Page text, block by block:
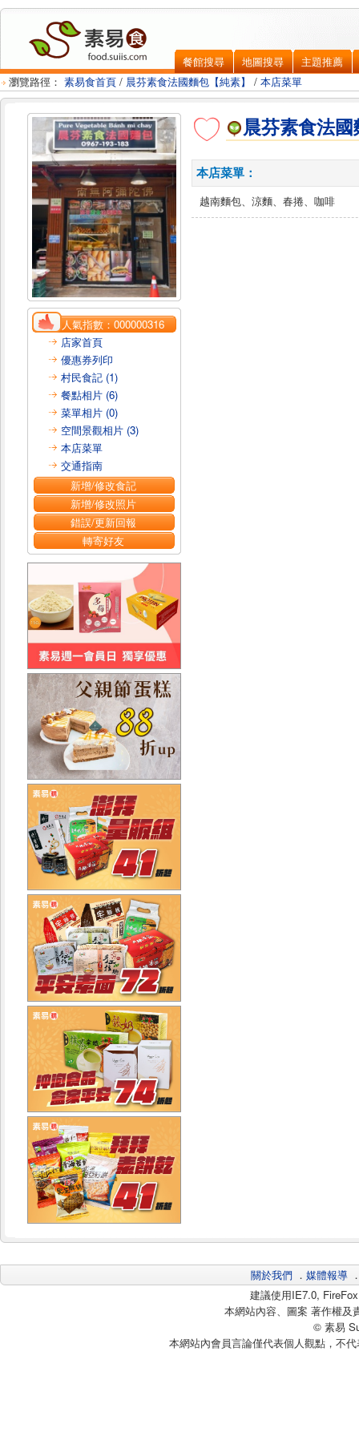
餐館搜尋 地圖搜尋
主題推薦
瀏覽路徑： 素易食首頁 / 晨芬素食法國麵包【純素】 / 本店菜單
人氣指數：000000316
店家首頁
優惠券列印
村民食記 (1)
餐點相片 (6)
菜單相片 (0)
空間景觀相片 (3)
本店菜單
交通指南
新增/修改食記
新增/修改照片
錯誤/更新回報
轉寄好友
晨芬素食法
本店菜單：
越南麵包、涼麵、春捲、咖啡
關於我們 ． 媒體報導
建議使用IE7.0,
本網站內容、圖案 著作權及
© 素易
本網站內會員言論僅代表個人觀點，不